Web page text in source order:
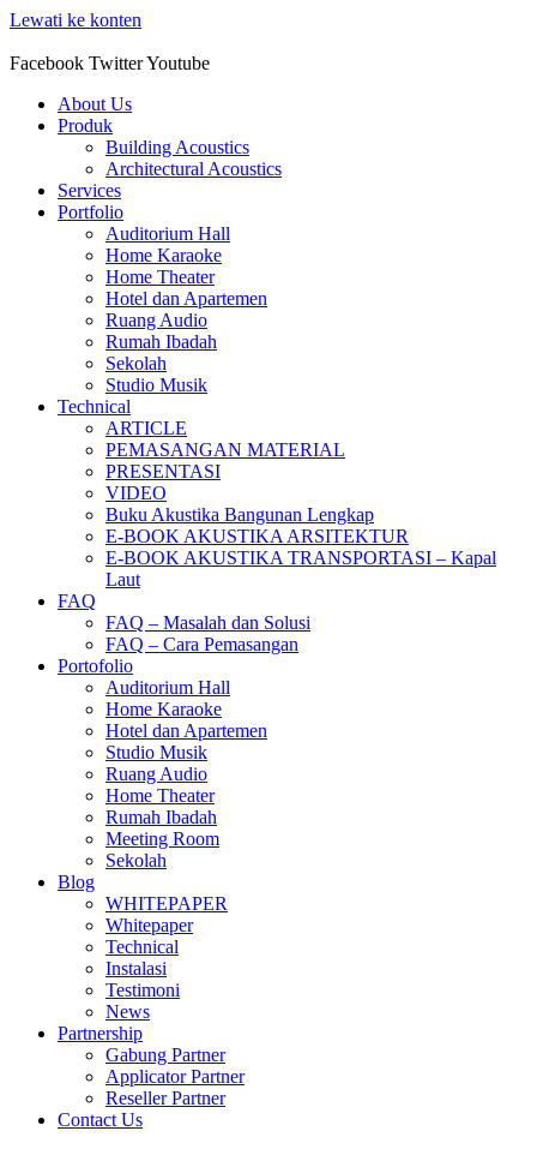
Lewati ke konten
Facebook TwitterYoutube
About Us
Produk
Building Acoustics
Architectural Acoustics
Services
Portfolio
Auditorium Hall
Home Karaoke
Home Theater
Hotel dan Apartemen
Ruang Audio
Rumah Ibadah
Sekolah
Studio Musik
Technical
ARTICLE
PEMASANGAN MATERIAL
PRESENTASI
VIDEO
Buku Akustika Bangunan Lengkap
E-BOOK AKUSTIKA ARSITEKTUR
E-BOOK AKUSTIKA TRANSPORTASI – Kapal
Laut
FAQ
FAQ – Masalah dan Solusi
FAQ – Cara Pemasangan
Portofolio
Auditorium Hall
Home Karaoke
Hotel dan Apartemen
Studio Musik
Ruang Audio
Home Theater
Rumah Ibadah
Meeting Room
Sekolah
Blog
WHITEPAPER
Whitepaper
Technical
Instalasi
Testimoni
News
Partnership
Gabung Partner
Applicator Partner
Reseller Partner
Contact Us